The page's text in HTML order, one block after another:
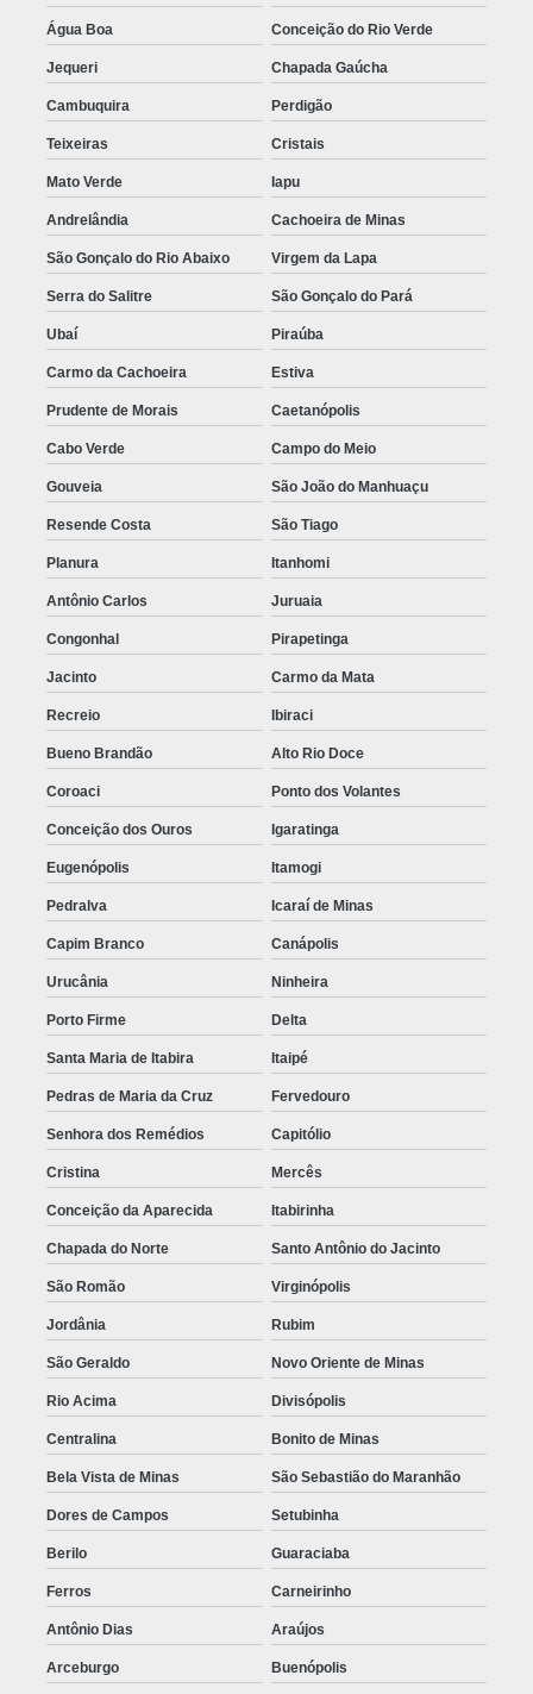
Água Boa Conceição do Rio Verde
Jequeri Chapada Gaúcha
Cambuquira Perdigão
Teixeiras Cristais
Mato Verde Iapu
Andrelândia Cachoeira de Minas
São Gonçalo do Rio Abaixo Virgem da Lapa
Serra do Salitre São Gonçalo do Pará
Ubaí Piraúba
Carmo da Cachoeira Estiva
Prudente de Morais Caetanópolis
Cabo Verde Campo do Meio
Gouveia São João do Manhuaçu
Resende Costa São Tiago
Planura Itanhomi
Antônio Carlos Juruaia
Congonhal Pirapetinga
Jacinto Carmo da Mata
Recreio Ibiraci
Bueno Brandão Alto Rio Doce
Coroaci Ponto dos Volantes
Conceição dos Ouros Igaratinga
Eugenópolis Itamogi
Pedralva Icaraí de Minas
Capim Branco Canápolis
Urucânia Ninheira
Porto Firme Delta
Santa Maria de Itabira Itaipé
Pedras de Maria da Cruz Fervedouro
Senhora dos Remédios Capitólio
Cristina Mercês
Conceição da Aparecida Itabirinha
Chapada do Norte Santo Antônio do Jacinto
São Romão Virginópolis
Jordânia Rubim
São Geraldo Novo Oriente de Minas
Rio Acima Divisópolis
Centralina Bonito de Minas
Bela Vista de Minas São Sebastião do Maranhão
Dores de Campos Setubinha
Berilo Guaraciaba
Ferros Carneirinho
Antônio Dias Araújos
Arceburgo Buenópolis